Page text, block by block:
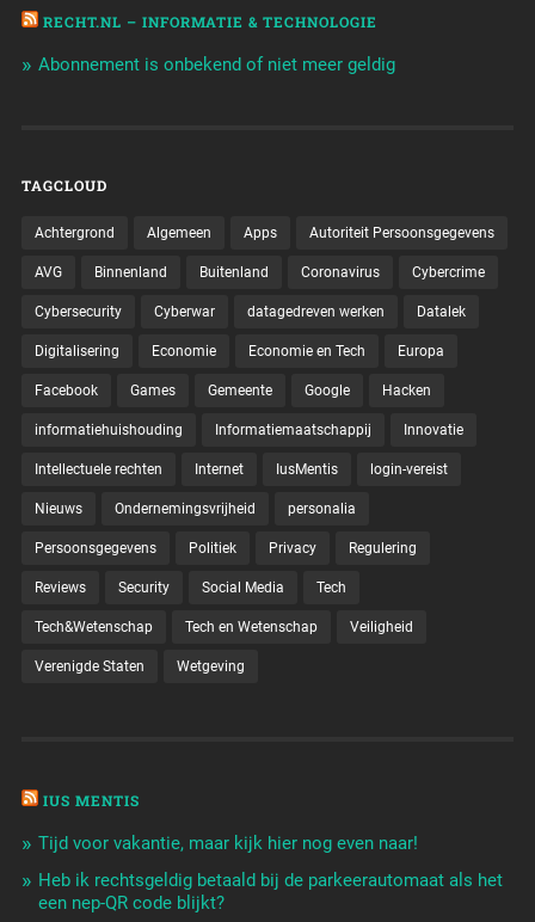
RECHT.NL – INFORMATIE & TECHNOLOGIE
Abonnement is onbekend of niet meer geldig
TAGCLOUD
Achtergrond Algemeen Apps Autoriteit Persoonsgegevens
AVG Binnenland Buitenland Coronavirus Cybercrime
Cybersecurity Cyberwar datagedreven werken Datalek
Digitalisering Economie Economie en Tech Europa
Facebook Games Gemeente Google Hacken
informatiehuishouding Informatiemaatschappij Innovatie
Intellectuele rechten Internet IusMentis login-vereist
Nieuws Ondernemingsvrijheid personalia
Persoonsgegevens Politiek Privacy Regulering
Reviews Security Social Media Tech
Tech&Wetenschap Tech en Wetenschap Veiligheid
Verenigde Staten Wetgeving
IUS MENTIS
Tijd voor vakantie, maar kijk hier nog even naar!
Heb ik rechtsgeldig betaald bij de parkeerautomaat als het
een nep-QR code blijkt?